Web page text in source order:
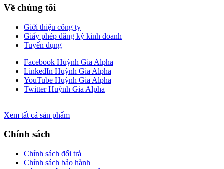
Về chúng tôi
Giới thiệu công ty
Giấy phép đăng ký kinh doanh
Tuyển dụng
Facebook Huỳnh Gia Alpha
LinkedIn Huỳnh Gia Alpha
YouTube Huỳnh Gia Alpha
Twitter Huỳnh Gia Alpha
Xem tất cả sản phẩm
Chính sách
Chính sách đổi trả
Chính sách bảo hành